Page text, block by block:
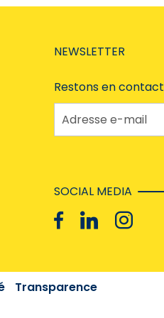
NEWSLETTER
Restons en contact
Adresse e-mail
SOCIAL MEDIA
Transparence